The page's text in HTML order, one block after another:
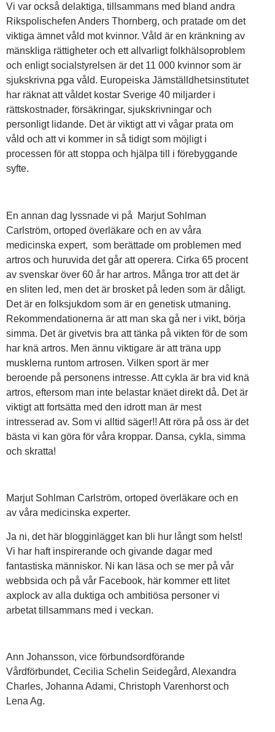
Vi var också delaktiga, tillsammans med bland andra
Rikspolischefen Anders Thornberg, och pratade om det
viktiga ämnet våld mot kvinnor. Våld är en kränkning av
mänskliga rättigheter och ett allvarligt folkhälsoproblem
och enligt socialstyrelsen är det 11 000 kvinnor som är
sjukskrivna pga våld. Europeiska Jämställdhetsinstitutet
har räknat att våldet kostar Sverige 40 miljarder i
rättskostnader, försäkringar, sjukskrivningar och
personligt lidande. Det är viktigt att vi vågar prata om
våld och att vi kommer in så tidigt som möjligt i
processen för att stoppa och hjälpa till i förebyggande
syfte.
En annan dag lyssnade vi på Marjut Sohlman
Carlström, ortoped överläkare och en av våra
medicinska expert, som berättade om problemen med
artros och huruvida det går att operera. Cirka 65 procent
av svenskar över 60 år har artros. Många tror att det är
en sliten led, men det är brosket på leden som är dåligt.
Det är en folksjukdom som är en genetisk utmaning.
Rekommendationerna är att man ska gå ner i vikt, börja
simma. Det är givetvis bra att tänka på vikten för de som
har knä artros. Men ännu viktigare är att träna upp
musklerna runtom artrosen. Vilken sport är mer
beroende på personens intresse. Att cykla är bra vid knä
artros, eftersom man inte belastar knäet direkt då. Det är
viktigt att fortsätta med den idrott man är mest
intresserad av. Som vi alltid säger!! Att röra på oss är det
bästa vi kan göra för våra kroppar. Dansa, cykla, simma
och skratta!
Marjut Sohlman Carlström, ortoped överläkare och en
av våra medicinska experter.
Ja ni, det här blogginlägget kan bli hur långt som helst!
Vi har haft inspirerande och givande dagar med
fantastiska människor. Ni kan läsa och se mer på vår
webbsida och på vår Facebook, här kommer ett litet
axplock av alla duktiga och ambitiösa personer vi
arbetat tillsammans med i veckan.
Ann Johansson, vice förbundsordförande
Vårdförbundet, Cecilia Schelin Seidegård, Alexandra
Charles, Johanna Adami, Christoph Varenhorst och
Lena Ag.